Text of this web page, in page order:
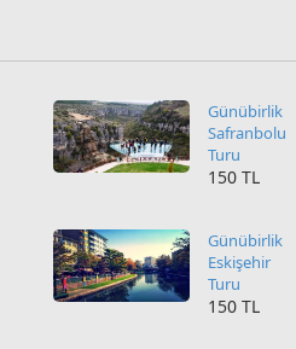
Safranbolu
150 TL
Günübirlik
Eskişehir
150 TL
Günübirlik
Yedigöller